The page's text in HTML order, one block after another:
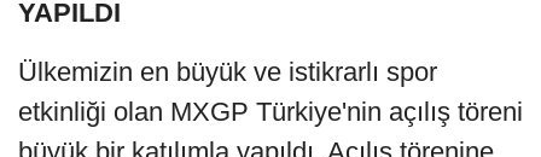
YAPILDI
Ülkemizin en büyük ve istikrarlı spor
etkinliği olan MXGP Türkiye'nin açılış töreni